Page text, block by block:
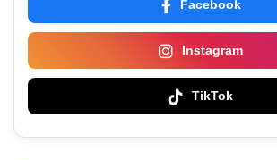
Facebook
Instagram
TikTok